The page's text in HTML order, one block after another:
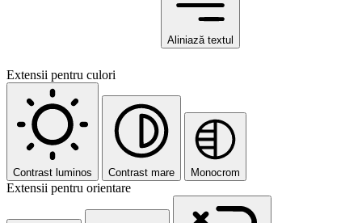
Aliniază textul
Extensii pentru culori
Contrast luminos Contrast mare Monocrom
Extensii pentru orientare